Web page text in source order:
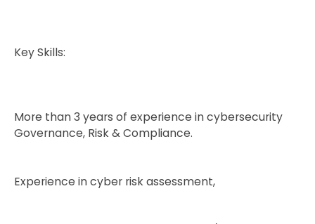
Key Skills:
More than 3 years of experience in cybersecurity
Governance, Risk & Compliance.
Experience in cyber risk assessment,